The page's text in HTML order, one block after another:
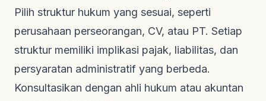
Pilih struktur hukum yang sesuai, seperti
perusahaan perseorangan, CV, atau PT. Setiap
struktur memiliki implikasi pajak, liabilitas, dan
persyaratan administratif yang berbeda.
Konsultasikan dengan ahli hukum atau akuntan